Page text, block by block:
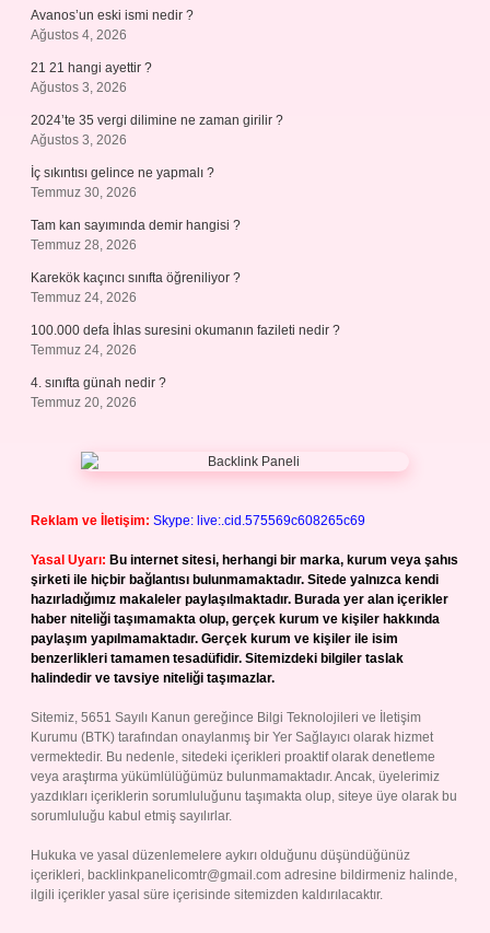
Avanos’un eski ismi nedir ?
Ağustos 4, 2026
21 21 hangi ayettir ?
Ağustos 3, 2026
2024’te 35 vergi dilimine ne zaman girilir ?
Ağustos 3, 2026
İç sıkıntısı gelince ne yapmalı ?
Temmuz 30, 2026
Tam kan sayımında demir hangisi ?
Temmuz 28, 2026
Karekök kaçıncı sınıfta öğreniliyor ?
Temmuz 24, 2026
100.000 defa İhlas suresini okumanın fazileti nedir ?
Temmuz 24, 2026
4. sınıfta günah nedir ?
Temmuz 20, 2026
Reklam ve İletişim: Skype: live:.cid.575569c608265c69
Yasal Uyarı: Bu internet sitesi, herhangi bir marka, kurum veya şahıs
şirketi ile hiçbir bağlantısı bulunmamaktadır. Sitede yalnızca kendi
hazırladığımız makaleler paylaşılmaktadır. Burada yer alan içerikler
haber niteliği taşımamakta olup, gerçek kurum ve kişiler hakkında
paylaşım yapılmamaktadır. Gerçek kurum ve kişiler ile isim
benzerlikleri tamamen tesadüfidir. Sitemizdeki bilgiler taslak
halindedir ve tavsiye niteliği taşımazlar.
Sitemiz, 5651 Sayılı Kanun gereğince Bilgi Teknolojileri ve İletişim
Kurumu (BTK) tarafından onaylanmış bir Yer Sağlayıcı olarak hizmet
vermektedir. Bu nedenle, sitedeki içerikleri proaktif olarak denetleme
veya araştırma yükümlülüğümüz bulunmamaktadır. Ancak, üyelerimiz
yazdıkları içeriklerin sorumluluğunu taşımakta olup, siteye üye olarak bu
sorumluluğu kabul etmiş sayılırlar.
Hukuka ve yasal düzenlemelere aykırı olduğunu düşündüğünüz
içerikleri, backlinkpanelicomtr@gmail.com adresine bildirmeniz halinde,
ilgili içerikler yasal süre içerisinde sitemizden kaldırılacaktır.